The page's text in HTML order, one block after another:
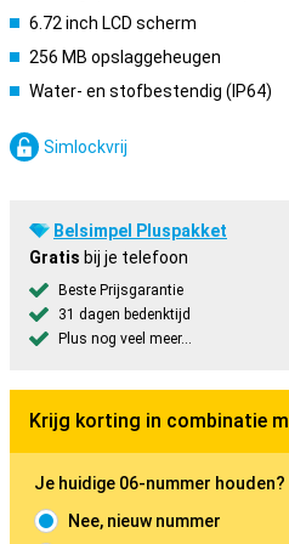
6.72 inch LCD scherm
256 MB opslaggeheugen
Water- en stofbestendig (IP64)
Simlockvrij
Belsimpel Pluspakket
Gratis bij je telefoon
Beste Prijsgarantie
31 dagen bedenktijd
Plus nog veel meer...
Krijg korting in combinatie
Je huidige 06-nummer houden?
Nee, nieuw nummer